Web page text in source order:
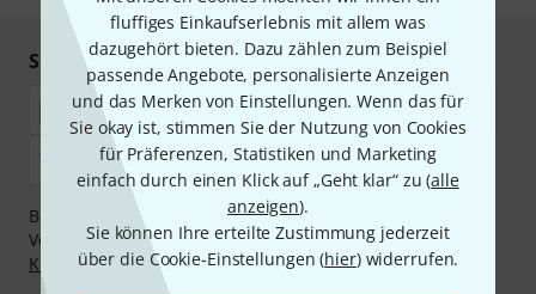
fluffiges Einkaufserlebnis mit allem was
dazugehört bieten. Dazu zählen zum Beispiel
passende Angebote, personalisierte Anzeigen
und das Merken von Einstellungen. Wenn das für
Sie okay ist, stimmen Sie der Nutzung von Cookies
für Präferenzen, Statistiken und Marketing
einfach durch einen Klick auf „Geht klar“ zu (alle
anzeigen).
Sie können Ihre erteilte Zustimmung jederzeit
über die Cookie-Einstellungen (hier) widerrufen.
Sicher einkaufen & bezahlen
Bezahlen Sie vertraulich und sicher per Nachnahme,
Vorkasse, PayPal, Amazon Pay,Klarna Sofort bezahlen
Klarna Ratenzahlungoder Kreditkarte.